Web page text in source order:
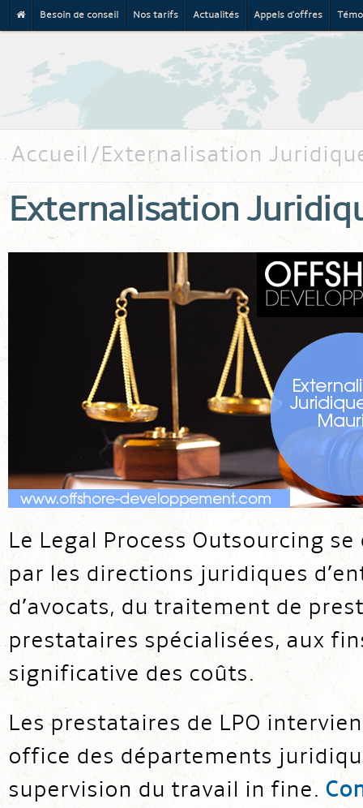
Besoin de conseil Nos tarifs Actualités Appels d'offres
Accueil Externalisation
Externalisation
Le Legal Process Outsourcing
par les directions juridiques
d’avocats, du traitement de
prestataires spécialisées, aux
significative des coûts.
Les prestataires de LPO
office des départements
supervision du travail in fine.